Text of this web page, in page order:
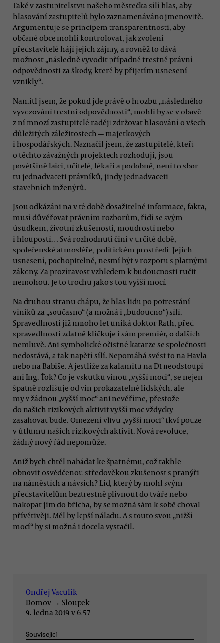
Také v zastupitelstvu našeho městečka sílí hlas, aby
hlasování zastupitelů bylo zaznamenáváno jmenovitě.
Argumentuje se principem transparentnosti, aby
občané obce mohli kontrolovat, jak zvolení
představitelé hájí jejich zájmy, a rovněž to dává
možnost „následně vyvodit případné trestně právní
odpovědnosti za škody, které by přijetím usnesení
vznikly“.
Namítl jsem, že pokud jde právě o hrozbu „následného
vyvozování trestní odpovědnosti“, mohli by se v obavě
z ní mnozí zastupitelé raději zdržovat hlasování o všech
důležitých záležitostech — majetkových
i hospodářských. Naznačil jsem, že zastupitelé, kteří
o těchto závažných projektech rozhodují, jsou
povětšině laici, učitelé, lékaři a podobně, není to sbor
tu jednadvaceti právníků, jindy jednadvaceti
stavebních inženýrů.
Jsou odkázáni na v té době dosažitelné informace, fakta,
musí důvěřovat právním rozborům, řídí se svým
úsudkem, životní zkušeností, moudrostí nebo
i hloupostí… Svá rozhodnutí činí v určité době,
společenské atmosféře, politickém prostředí. Jejich
usnesení, pochopitelně, nesmí být v rozporu s platnými
zákony. Za prozíravost vzhledem k budoucnosti ručit
nemohou. Je to trochu jako s tou vyšší mocí.
Na druhou stranu chápu, že hlas lidu po potrestání
viníků za „současno“ (a možná i „budoucno“) sílí.
Spravedlnosti již mnoho let uniká doktor Rath, před
spravedlností zdatně kličkuje i sám premiér, o dalších
nemluvě. Ani symbolické očistné katarze se společnosti
nedostává, a tak napětí sílí. Nepomáhá svést to na Havla
nebo na Babiše. A jestliže za kalamitu na D1 neodstoupí
ani Ing. Ťok? Co je vskutku vinou „vyšší moci“, se nejen
špatně rozlišuje od vin prokazatelně lidských, ale
my v žádnou „vyšší moc“ ani nevěříme, přestože
do našich rizikových aktivit vyšší moc vždycky
zasahovat bude. Omezení vlivu „vyšší moci“ tkví pouze
v útlumu našich rizikových aktivit. Nová revoluce,
žádný nový řád nepomůže.
Aniž bych chtěl nabádat ke špatnému, což takhle
obnovit osvědčenou středověkou zkušenost s pranýři
na náměstích a návsích? Lid, který by mohl svým
představitelům beztrestně plivnout do tváře nebo
nakopat jim do břicha, by se možná sám k sobě choval
přívětivěji. Měl by lepší náladu. A s touto svou „nižší
mocí“ by si možná i docela vystačil.
Ondřej Vaculík
Domov → Sloupek
9. ledna 2019 v 6.57
Související